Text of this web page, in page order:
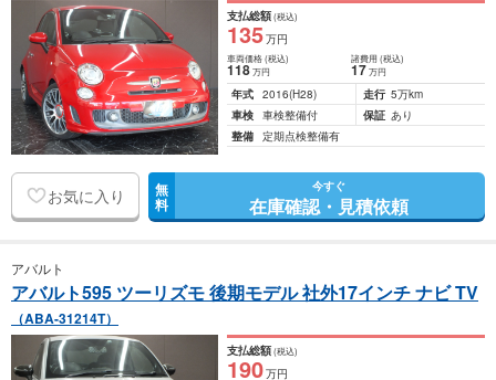
支払総額(税込)
135万円
車両価格(税込)
118万円
諸費用 (税込)
17 万円
年式 2016(H28) 走行 5万km
車検 車検整備付 保証 あり
整備 定期点検整備有
お気に入り 無
料
今すぐ
在庫確認・見積依頼
アバルト
アバルト595 ツーリズモ 後期モデル 社外17インチ ナビ TV
（ABA-31214T）
支払総額(税込)
190万円